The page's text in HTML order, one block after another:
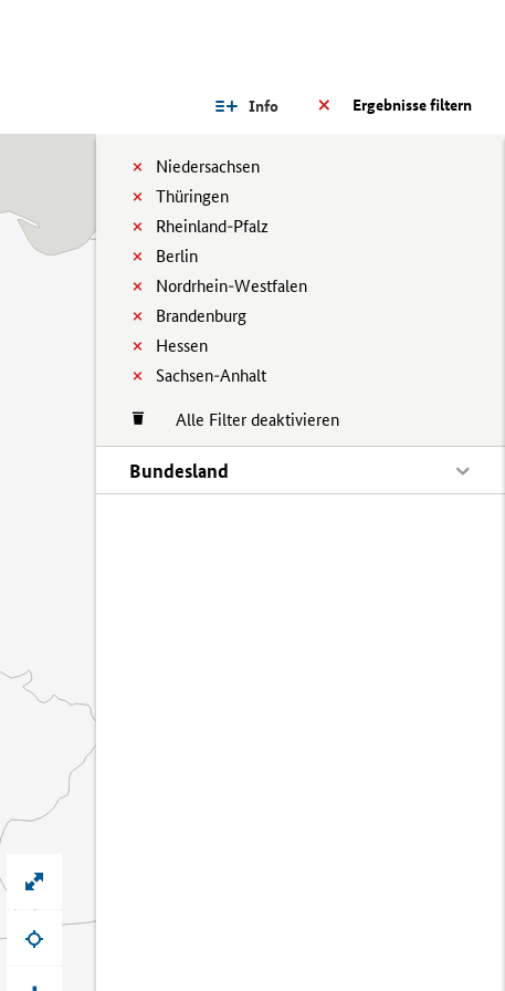
Ergebnisse filtern
Info
Niedersachsen
Thüringen
Rheinland-Pfalz
Berlin
Nordrhein-Westfalen
Brandenburg
Hessen
Sachsen-Anhalt
Alle Filter deaktivieren
Bundesland